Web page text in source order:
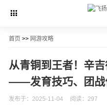
首页 >> 网游攻略
从青铜到王者！辛
——发育技巧、团战
发布于：2025-11-04 阅读：297